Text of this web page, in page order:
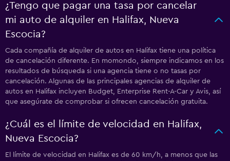
¿Tengo que pagar una tasa por cancelar
mi auto de alquiler en Halifax, Nueva
Escocia?
Cada compañía de alquiler de autos en Halifax tiene una política
de cancelación diferente. En momondo, siempre indicamos en los
resultados de búsqueda si una agencia tiene o no tasas por
cancelación. Algunas de las principales agencias de alquiler de
autos en Halifax incluyen Budget, Enterprise Rent-A-Car y Avis, así
que asegúrate de comprobar si ofrecen cancelación gratuita.
¿Cuál es el límite de velocidad en Halifax,
Nueva Escocia?
El límite de velocidad en Halifax es de 60 km/h, a menos que las